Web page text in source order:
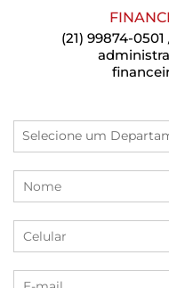
(21) 99874-